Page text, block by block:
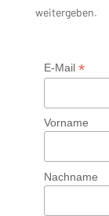
weitergeben.
E-Mail *
Vorname
Nachname